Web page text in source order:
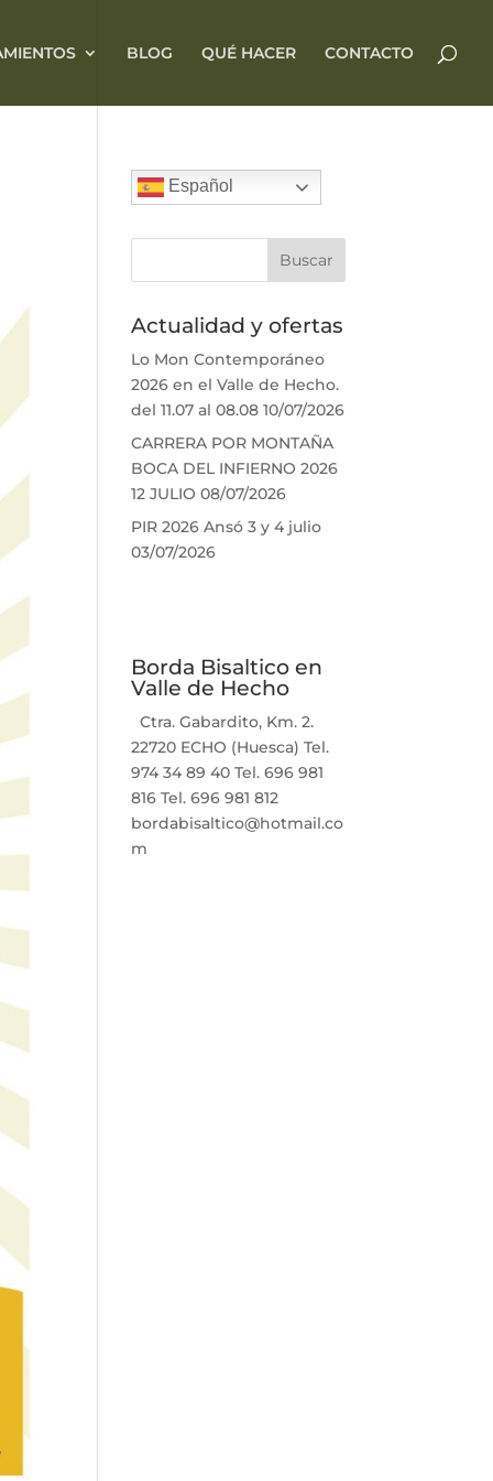
BLOG QUÉ HACER CONTACTO
Español
Actualidad y ofertas
Lo Mon Contemporáneo
2026 en el Valle de Hecho.
del 11.07 al 08.08 10/07/2026
CARRERA POR MONTAÑA
BOCA DEL INFIERNO 2026
12 JULIO 08/07/2026
PIR 2026 Ansó 3 y 4 julio
03/07/2026
Borda Bisaltico en
Valle de Hecho
Ctra. Gabardito, Km. 2.
22720 ECHO (Huesca) Tel.
974 34 89 40 Tel. 696 981
816 Tel. 696 981 812
bordabisaltico@hotmail.co
m